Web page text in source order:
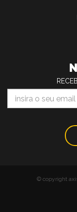
© copyright